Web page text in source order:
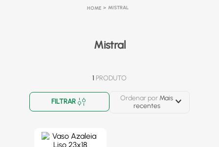
MISTRAL
Mistral
1 PRODUTO
FILTRAR Ordenar por Mais
recentes